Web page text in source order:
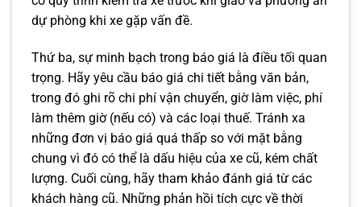
dự phòng khi xe gặp vấn đề.
Thứ ba, sự minh bạch trong báo giá là điều tối quan
trọng. Hãy yêu cầu báo giá chi tiết bằng văn bản,
trong đó ghi rõ chi phí vận chuyển, giờ làm việc, phí
làm thêm giờ (nếu có) và các loại thuế. Tránh xa
những đơn vị báo giá quá thấp so với mặt bằng
chung vì đó có thể là dấu hiệu của xe cũ, kém chất
lượng. Cuối cùng, hãy tham khảo đánh giá từ các
khách hàng cũ. Những phản hồi tích cực về thời